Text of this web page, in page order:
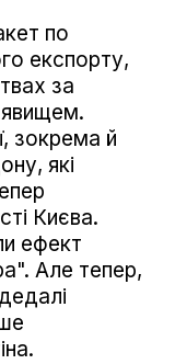
по
експорту,
за
явищем.
зокрема й
які
Києва.
ефект
Але тепер,